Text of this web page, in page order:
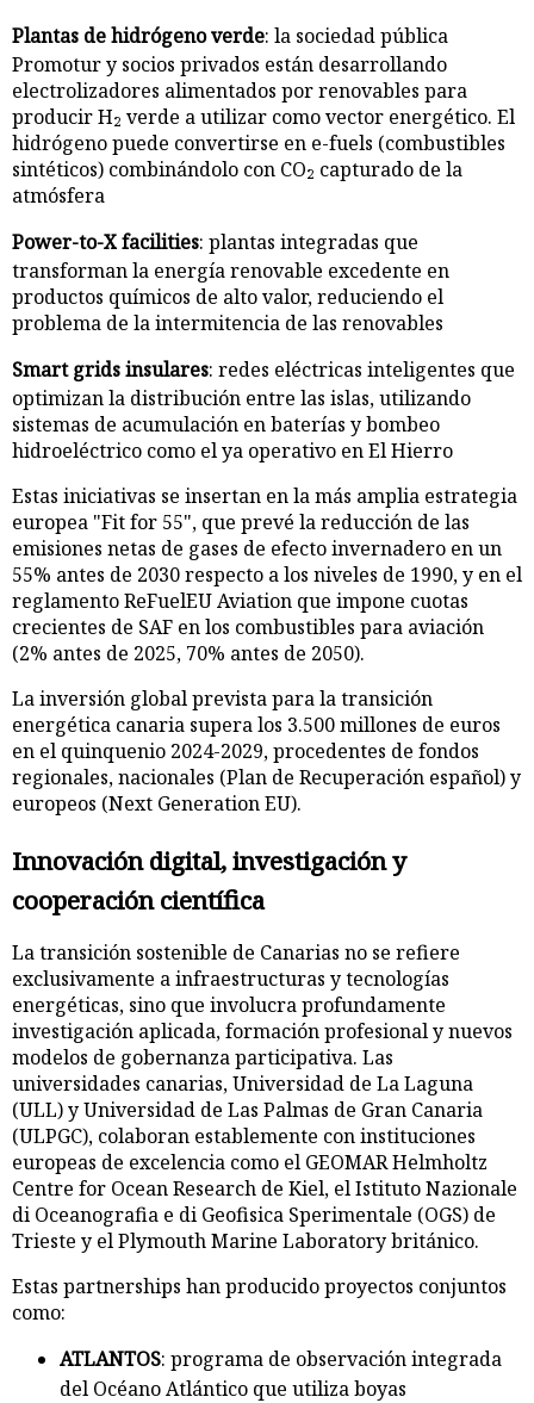
Plantas de hidrógeno verde: la sociedad pública
Promotur y socios privados están desarrollando
electrolizadores alimentados por renovables para
producir H₂ verde a utilizar como vector energético. El
hidrógeno puede convertirse en e-fuels (combustibles
sintéticos) combinándolo con CO₂ capturado de la
atmósfera
Power-to-X facilities: plantas integradas que
transforman la energía renovable excedente en
productos químicos de alto valor, reduciendo el
problema de la intermitencia de las renovables
Smart grids insulares: redes eléctricas inteligentes que
optimizan la distribución entre las islas, utilizando
sistemas de acumulación en baterías y bombeo
hidroeléctrico como el ya operativo en El Hierro
Estas iniciativas se insertan en la más amplia estrategia
europea "Fit for 55", que prevé la reducción de las
emisiones netas de gases de efecto invernadero en un
55% antes de 2030 respecto a los niveles de 1990, y en el
reglamento ReFuelEU Aviation que impone cuotas
crecientes de SAF en los combustibles para aviación
(2% antes de 2025, 70% antes de 2050).
La inversión global prevista para la transición
energética canaria supera los 3.500 millones de euros
en el quinquenio 2024-2029, procedentes de fondos
regionales, nacionales (Plan de Recuperación español) y
europeos (Next Generation EU).
Innovación digital, investigación y
cooperación científica
La transición sostenible de Canarias no se refiere
exclusivamente a infraestructuras y tecnologías
energéticas, sino que involucra profundamente
investigación aplicada, formación profesional y nuevos
modelos de gobernanza participativa. Las
universidades canarias, Universidad de La Laguna
(ULL) y Universidad de Las Palmas de Gran Canaria
(ULPGC), colaboran establemente con instituciones
europeas de excelencia como el GEOMAR Helmholtz
Centre for Ocean Research de Kiel, el Istituto Nazionale
di Oceanografia e di Geofisica Sperimentale (OGS) de
Trieste y el Plymouth Marine Laboratory británico.
Estas partnerships han producido proyectos conjuntos
como:
ATLANTOS: programa de observación integrada
del Océano Atlántico que utiliza boyas